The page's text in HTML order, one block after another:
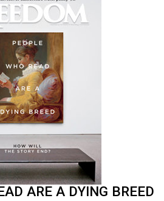
ARE A DYING BREED